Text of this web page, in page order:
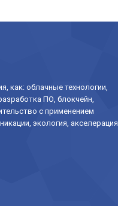
как: облачные технологии,
ПО, блокчейн,
с применением
экология, акселерация